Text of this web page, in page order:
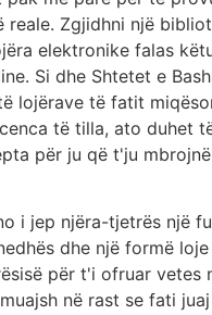
reale. Zgjidhni një
elektronike falas
Si dhe Shtetet e
lojërave të fatit
të tilla, ato duhet
për ju që t'ju
i jep njëra-tjetrës një
dhe një formë
për t'i ofruar vetes
në rast se fati